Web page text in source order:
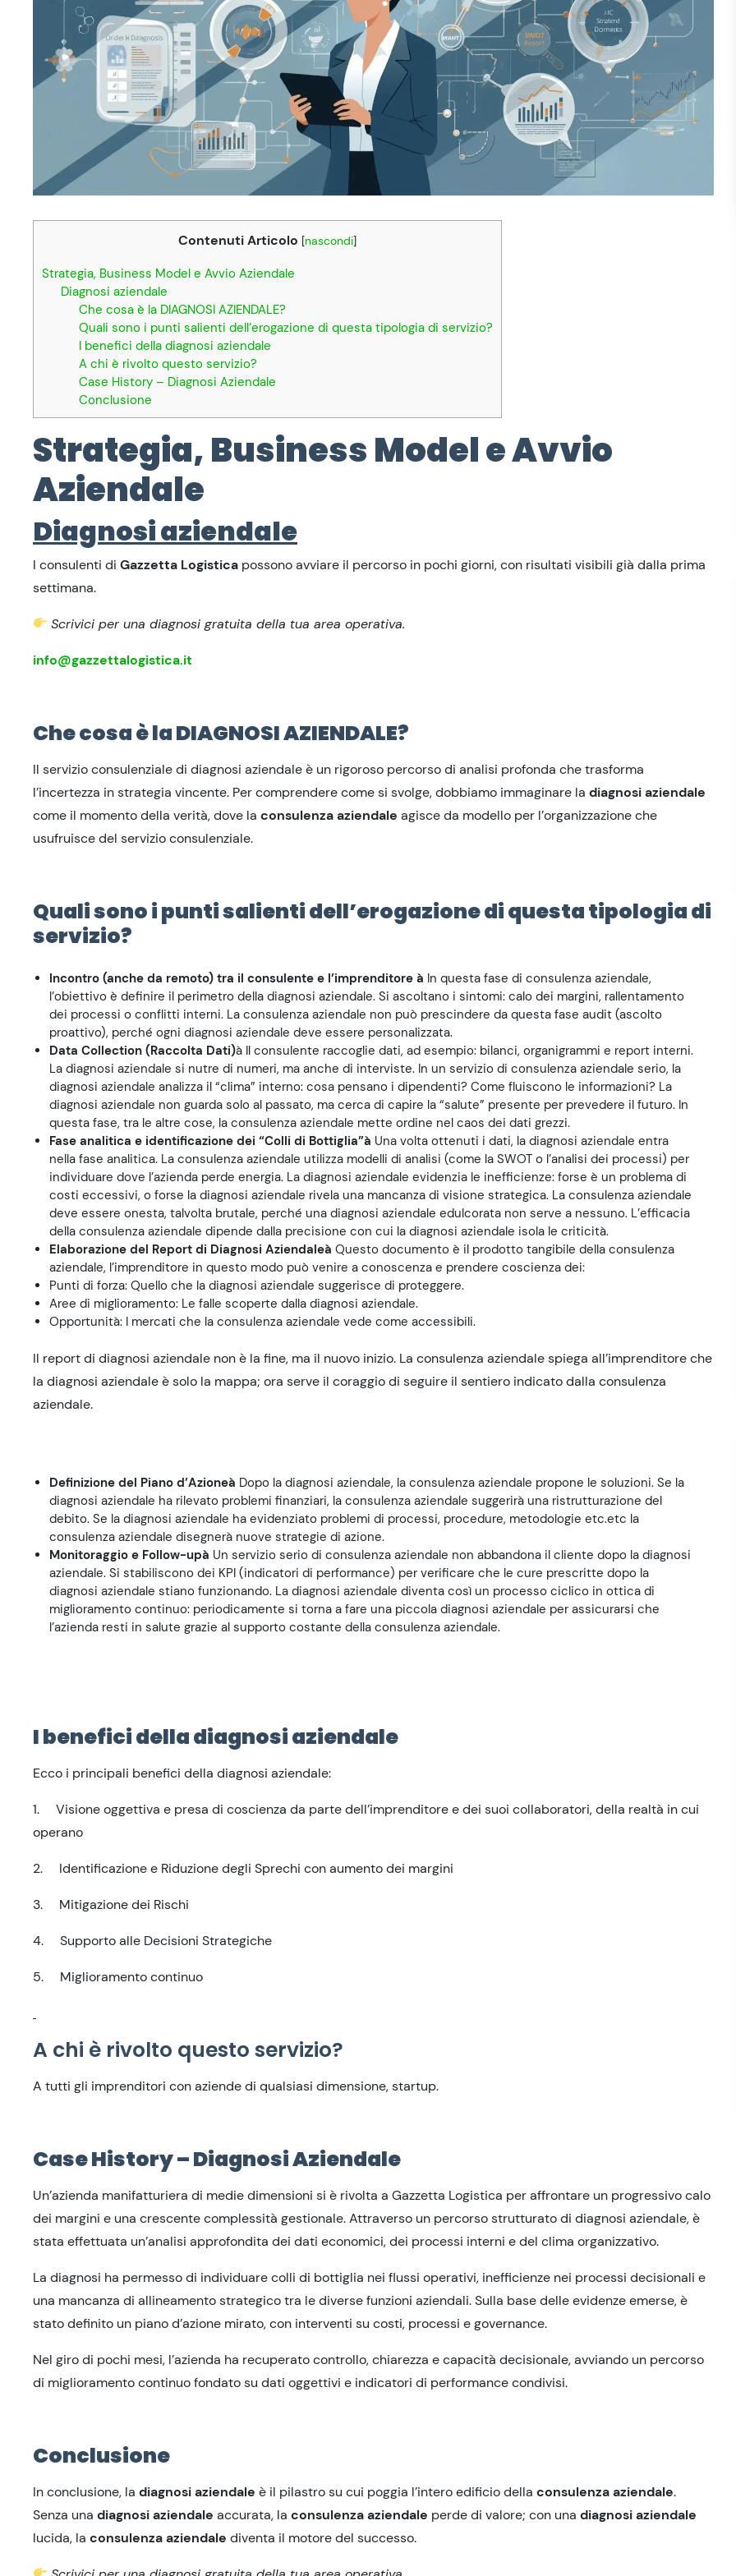
Contenuti Articolo [nascondi]
Strategia, Business Model e Avvio Aziendale
Diagnosi aziendale
Che cosa è la DIAGNOSI AZIENDALE?
Quali sono i punti salienti dell’erogazione di questa tipologia di servizio?
I benefici della diagnosi aziendale
A chi è rivolto questo servizio?
Case History – Diagnosi Aziendale
Conclusione
Strategia, Business Model e Avvio
Aziendale
Diagnosi aziendale
I consulenti di Gazzetta Logistica possono avviare il percorso in pochi giorni, con risultati visibili già dalla prima
settimana.
Scrivici per una diagnosi gratuita della tua area operativa.
info@gazzettalogistica.it
Che cosa è la DIAGNOSI AZIENDALE?
Il servizio consulenziale di diagnosi aziendale è un rigoroso percorso di analisi profonda che trasforma
l’incertezza in strategia vincente. Per comprendere come si svolge, dobbiamo immaginare la diagnosi aziendale
come il momento della verità, dove la consulenza aziendale agisce da modello per l’organizzazione che
usufruisce del servizio consulenziale.
Quali sono i punti salienti dell’erogazione di questa tipologia di
servizio?
Incontro (anche da remoto) tra il consulente e l’imprenditore à In questa fase di consulenza aziendale,
l’obiettivo è definire il perimetro della diagnosi aziendale. Si ascoltano i sintomi: calo dei margini, rallentamento
dei processi o conflitti interni. La consulenza aziendale non può prescindere da questa fase audit (ascolto
proattivo), perché ogni diagnosi aziendale deve essere personalizzata.
Data Collection (Raccolta Dati)à Il consulente raccoglie dati, ad esempio: bilanci, organigrammi e report interni.
La diagnosi aziendale si nutre di numeri, ma anche di interviste. In un servizio di consulenza aziendale serio, la
diagnosi aziendale analizza il “clima” interno: cosa pensano i dipendenti? Come fluiscono le informazioni? La
diagnosi aziendale non guarda solo al passato, ma cerca di capire la “salute” presente per prevedere il futuro. In
questa fase, tra le altre cose, la consulenza aziendale mette ordine nel caos dei dati grezzi.
Fase analitica e identificazione dei “Colli di Bottiglia”à Una volta ottenuti i dati, la diagnosi aziendale entra
nella fase analitica. La consulenza aziendale utilizza modelli di analisi (come la SWOT o l’analisi dei processi) per
individuare dove l’azienda perde energia. La diagnosi aziendale evidenzia le inefficienze: forse è un problema di
costi eccessivi, o forse la diagnosi aziendale rivela una mancanza di visione strategica. La consulenza aziendale
deve essere onesta, talvolta brutale, perché una diagnosi aziendale edulcorata non serve a nessuno. L’efficacia
della consulenza aziendale dipende dalla precisione con cui la diagnosi aziendale isola le criticità.
Elaborazione del Report di Diagnosi Aziendaleà Questo documento è il prodotto tangibile della consulenza
aziendale, l’imprenditore in questo modo può venire a conoscenza e prendere coscienza dei:
Punti di forza: Quello che la diagnosi aziendale suggerisce di proteggere.
Aree di miglioramento: Le falle scoperte dalla diagnosi aziendale.
Opportunità: I mercati che la consulenza aziendale vede come accessibili.
Il report di diagnosi aziendale non è la fine, ma il nuovo inizio. La consulenza aziendale spiega all’imprenditore che
la diagnosi aziendale è solo la mappa; ora serve il coraggio di seguire il sentiero indicato dalla consulenza
aziendale.
Definizione del Piano d’Azioneà Dopo la diagnosi aziendale, la consulenza aziendale propone le soluzioni. Se la
diagnosi aziendale ha rilevato problemi finanziari, la consulenza aziendale suggerirà una ristrutturazione del
debito. Se la diagnosi aziendale ha evidenziato problemi di processi, procedure, metodologie etc.etc la
consulenza aziendale disegnerà nuove strategie di azione.
Monitoraggio e Follow-upà Un servizio serio di consulenza aziendale non abbandona il cliente dopo la diagnosi
aziendale. Si stabiliscono dei KPI (indicatori di performance) per verificare che le cure prescritte dopo la
diagnosi aziendale stiano funzionando. La diagnosi aziendale diventa così un processo ciclico in ottica di
miglioramento continuo: periodicamente si torna a fare una piccola diagnosi aziendale per assicurarsi che
l’azienda resti in salute grazie al supporto costante della consulenza aziendale.
I benefici della diagnosi aziendale
Ecco i principali benefici della diagnosi aziendale:
1. Visione oggettiva e presa di coscienza da parte dell’imprenditore e dei suoi collaboratori, della realtà in cui
operano
2. Identificazione e Riduzione degli Sprechi con aumento dei margini
3. Mitigazione dei Rischi
4. Supporto alle Decisioni Strategiche
5. Miglioramento continuo
A chi è rivolto questo servizio?
A tutti gli imprenditori con aziende di qualsiasi dimensione, startup.
Case History – Diagnosi Aziendale
Un’azienda manifatturiera di medie dimensioni si è rivolta a Gazzetta Logistica per affrontare un progressivo calo
dei margini e una crescente complessità gestionale. Attraverso un percorso strutturato di diagnosi aziendale, è
stata effettuata un’analisi approfondita dei dati economici, dei processi interni e del clima organizzativo.
La diagnosi ha permesso di individuare colli di bottiglia nei flussi operativi, inefficienze nei processi decisionali e
una mancanza di allineamento strategico tra le diverse funzioni aziendali. Sulla base delle evidenze emerse, è
stato definito un piano d’azione mirato, con interventi su costi, processi e governance.
Nel giro di pochi mesi, l’azienda ha recuperato controllo, chiarezza e capacità decisionale, avviando un percorso
di miglioramento continuo fondato su dati oggettivi e indicatori di performance condivisi.
Conclusione
In conclusione, la diagnosi aziendale è il pilastro su cui poggia l’intero edificio della consulenza aziendale.
Senza una diagnosi aziendale accurata, la consulenza aziendale perde di valore; con una diagnosi aziendale
lucida, la consulenza aziendale diventa il motore del successo.